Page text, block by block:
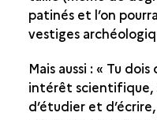
patinés et l’on
vestiges
Mais aussi : « Tu
intérêt scientifique,
d’étudier et